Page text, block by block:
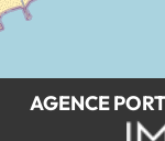
AGENCE